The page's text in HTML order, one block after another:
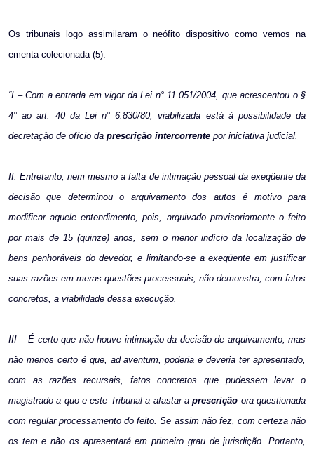
Os tribunais logo assimilaram o neófito dispositivo como vemos na
ementa colecionada (5):
“I – Com a entrada em vigor da Lei n° 11.051/2004, que acrescentou o §
4° ao art. 40 da Lei n° 6.830/80, viabilizada está à possibilidade da
decretação de ofício da prescrição intercorrente por iniciativa judicial.
II. Entretanto, nem mesmo a falta de intimação pessoal da exeqüente da
decisão que determinou o arquivamento dos autos é motivo para
modificar aquele entendimento, pois, arquivado provisoriamente o feito
por mais de 15 (quinze) anos, sem o menor indício da localização de
bens penhoráveis do devedor, e limitando-se a exeqüente em justificar
suas razões em meras questões processuais, não demonstra, com fatos
concretos, a viabilidade dessa execução.
III – É certo que não houve intimação da decisão de arquivamento, mas
não menos certo é que, ad aventum, poderia e deveria ter apresentado,
com as razões recursais, fatos concretos que pudessem levar o
magistrado a quo e este Tribunal a afastar aprescrição ora questionada
com regular processamento do feito. Se assim não fez, com certeza não
os tem e não os apresentará em primeiro grau de jurisdição. Portanto,